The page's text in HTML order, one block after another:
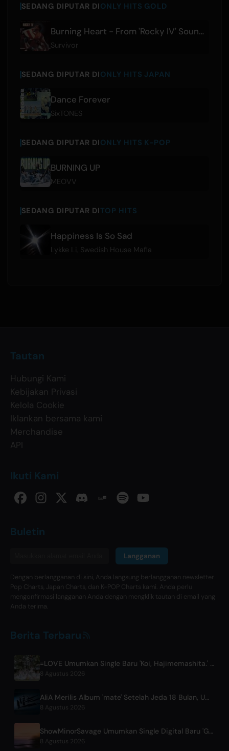
SEDANG DIPUTAR DIONLY HITS GOLD
Burning Heart - From 'Rocky IV' Soundtrack
Survivor
SEDANG DIPUTAR DIONLY HITS JAPAN
Dance Forever
SixTONES
SEDANG DIPUTAR DIONLY HITS K-POP
BURNING UP
MEOVV
SEDANG DIPUTAR DITOP HITS
Happiness Is So Sad
Lykke Li Swedish House Mafia
Tautan
Hubungi Kami
Kebijakan Privasi
Kelola Cookie
Iklankan bersama kami
Merchandise
API
Ikuti Kami
Buletin
Langganan
Dengan berlangganan di sini, Anda langsung berlangganan newsletter
Pop Charts, Japan Charts, dan K-POP Charts kami. Anda perlu
mengonfirmasi langganan Anda dengan mengklik tautan di email yang
Anda terima.
Berita Terbaru
=LOVE Umumkan Single Baru 'Koi, Hajimemashita.' dan Konser Tokyo Dome
8 Agustus 2026
AliA Merilis Album 'mate' Setelah Jeda 18 Bulan, Umumkan Live Show di Tokyo
8 Agustus 2026
ShowMinorSavage Umumkan Single Digital Baru 'Gradation'
8 Agustus 2026